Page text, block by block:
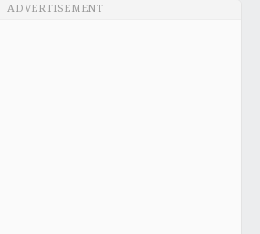
ADVERTISEMENT